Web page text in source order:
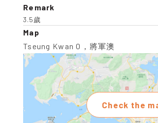
Remark
3.5歲
Map
Tseung Kwan O，將軍澳
Check the